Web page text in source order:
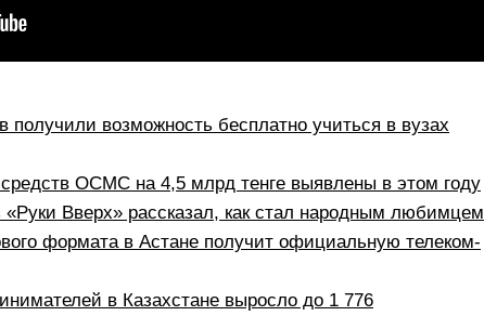
получили возможность бесплатно учиться в вузах
ОСМС на 4,5 млрд тенге выявлены в этом году
Вверх» рассказал, как стал народным любимцем
формата в Астане получит официальную телеком-
в Казахстане выросло до 1 776